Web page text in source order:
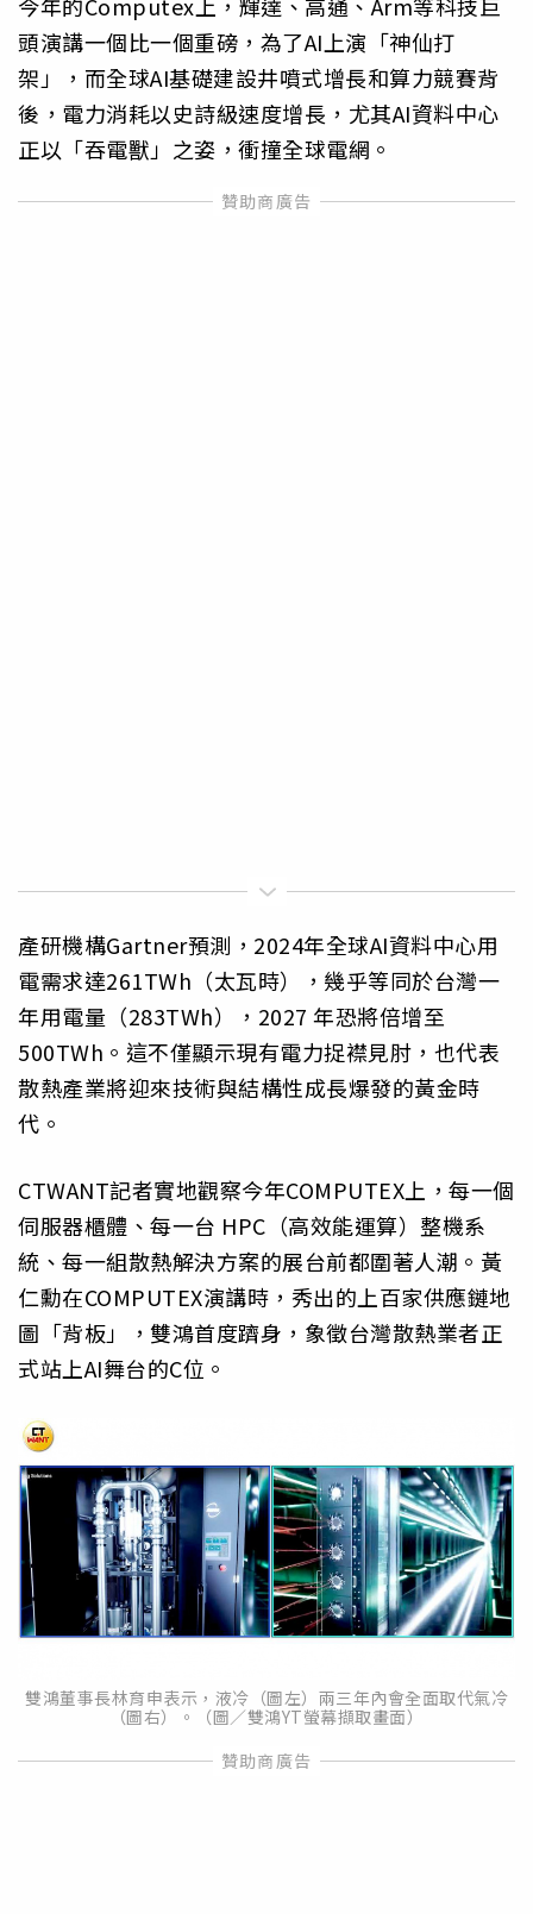
頭演講一個比一個重磅，為了AI上演「神仙打
架」，而全球AI基礎建設井噴式增長和算力競賽背
後，電力消耗以史詩級速度增長，尤其AI資料中心
正以「吞電獸」之姿，衝撞全球電網。
產研機構Gartner預測，2024年全球AI資料中心用
電需求達261TWh（太瓦時），幾乎等同於台灣一
年用電量（283TWh），2027 年恐將倍增至
500TWh。這不僅顯示現有電力捉襟見肘，也代表
散熱產業將迎來技術與結構性成長爆發的黃金時
代。
CTWANT記者實地觀察今年COMPUTEX上，每一個
伺服器櫃體、每一台 HPC（高效能運算）整機系
統、每一組散熱解決方案的展台前都圍著人潮。黃
仁勳在COMPUTEX演講時，秀出的上百家供應鏈地
圖「背板」，雙鴻首度躋身，象徵台灣散熱業者正
式站上AI舞台的C位。
雙鴻董事長林育申表示，液冷（圖左）兩三年內會全面取代氣冷
（圖右）。（圖／雙鴻YT螢幕擷取畫面）